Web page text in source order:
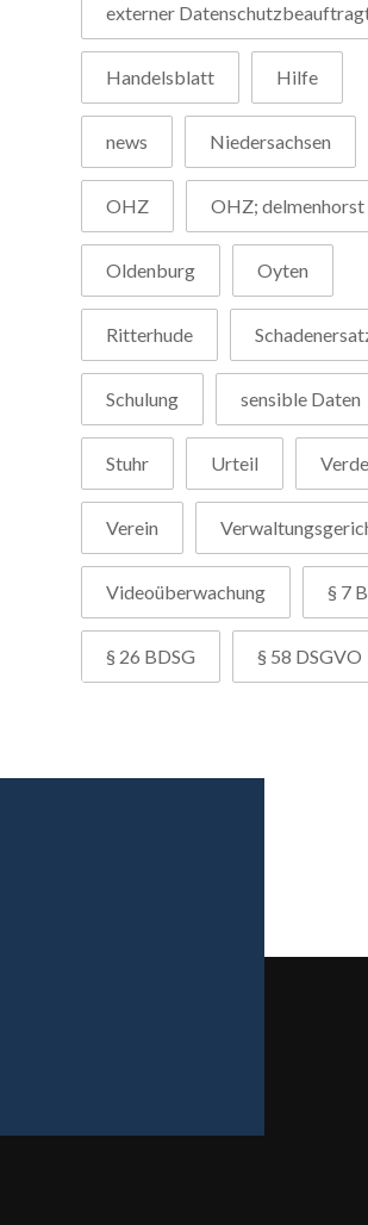
externer
Handelsblatt Hilfe
news Niedersachsen
OHZ OHZ; delmenhorst
Oldenburg Oyten
Ritterhude
Schulung sensible Daten
Stuhr Urteil
Verein
Videoüberwachung § 7
§ 26 BDSG § 58 DSGVO